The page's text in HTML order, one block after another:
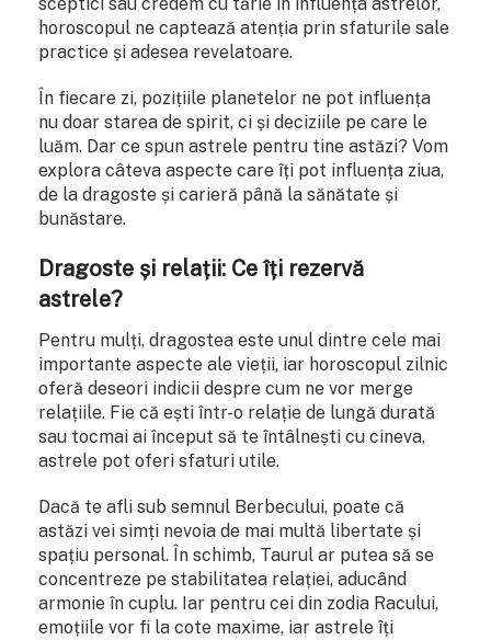
horoscopul ne captează atenția prin sfaturile sale
practice și adesea revelatoare.
În fiecare zi, pozițiile planetelor ne pot influența
nu doar starea de spirit, ci și deciziile pe care le
luăm. Dar ce spun astrele pentru tine astăzi? Vom
explora câteva aspecte care îți pot influența ziua,
de la dragoste și carieră până la sănătate și
bunăstare.
Dragoste și relații: Ce îți rezervă
astrele?
Pentru mulți, dragostea este unul dintre cele mai
importante aspecte ale vieții, iar horoscopul zilnic
oferă deseori indicii despre cum ne vor merge
relațiile. Fie că ești într-o relație de lungă durată
sau tocmai ai început să te întâlnești cu cineva,
astrele pot oferi sfaturi utile.
Dacă te afli sub semnul Berbecului, poate că
astăzi vei simți nevoia de mai multă libertate și
spațiu personal. În schimb, Taurul ar putea să se
concentreze pe stabilitatea relației, aducând
armonie în cuplu. Iar pentru cei din zodia Racului,
emoțiile vor fi la cote maxime, iar astrele îți